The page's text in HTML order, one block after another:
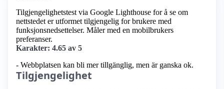
Tilgjengelighetstest via Google Lighthouse for å se om
nettstedet er utformet tilgjengelig for brukere med
funksjonsnedsettelser. Måler med en mobilbrukers
preferanser.
Karakter: 4.65 av 5
- Webbplatsen kan bli mer tillgänglig, men är ganska ok.
Tilgjengelighet